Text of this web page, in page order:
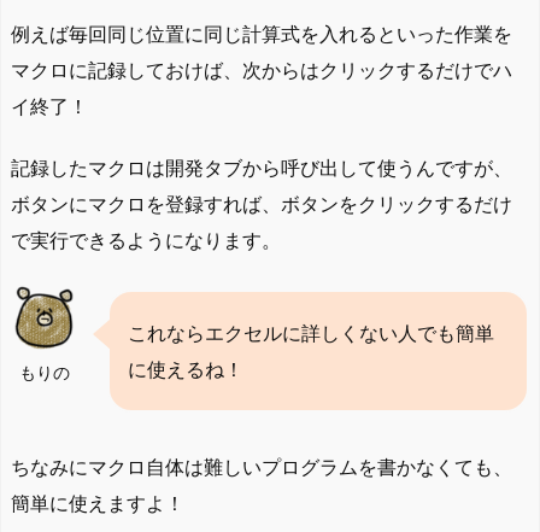
例えば毎回同じ位置に同じ計算式を入れるといった作業を
マクロに記録しておけば、次からはクリックするだけでハ
イ終了！
記録したマクロは開発タブから呼び出して使うんですが、
ボタンにマクロを登録すれば、ボタンをクリックするだけ
で実行できるようになります。
もりの
これならエクセルに詳しくない人でも簡単
に使えるね！
ちなみにマクロ自体は難しいプログラムを書かなくても、
簡単に使えますよ！